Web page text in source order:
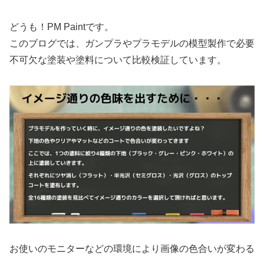
どうも！PM Paintです。
このブログでは、ガンプラやプラモデルの模型製作で必要
不可欠な塗装や塗料について比較検証しています。
お使いのモニターなどの環境により画像の色合いが変わる